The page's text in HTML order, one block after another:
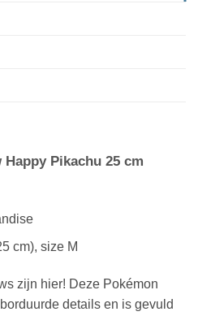
Pikachu 25 cm
cm), size M
zijn hier! Deze Pokémon
details en is gevuld